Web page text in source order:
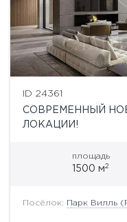
ID 24361
СОВРЕМЕННЫЙ
ЛОКАЦИИ!
площадь
1500 м2
Посёлок: Парк Вилль